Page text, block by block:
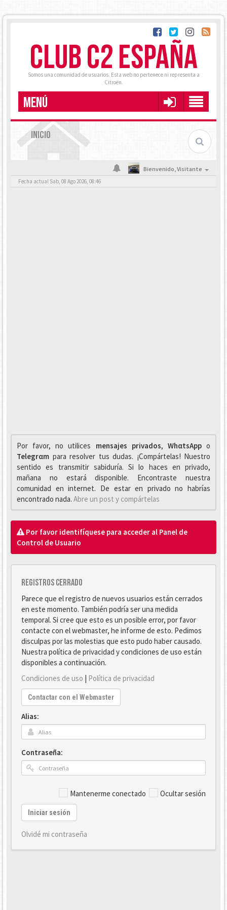
CLUB C2 ESPAÑA
Somos una comunidad de usuarios. Esta web no pertenece ni representa a
Citroën.
MENÚ
INICIO
Bienvenido,Visitante
Fecha actual Sab, 08 Ago 2026, 08:46
Por favor, no utilices mensajes privados, WhαtsAppo
Telegrαm para resolver tus dudas. ¡Compártelas! Nuestro
sentido es transmitir sabiduría. Si lo haces en privado,
mañana no estará disponible. Encontraste nuestra
comunidad en internet. De estar en privado no habrías
encontrado nada. Abre un post y compártelas
Por favor identifíquese para acceder al Panel de
Control de Usuario
Registros cerrado
Parece que el registro de nuevos usuarios están cerrados
en este momento. También podría ser una medida
temporal. Si cree que esto es un posible error, por favor
contacte con el webmaster, he informe de esto. Pedimos
disculpas por las molestias que esto pudo haber causado.
Nuestra política de privacidad y condiciones de uso están
disponibles a continuación.
Condiciones de uso | Política de privacidad
Contactar con el Webmaster
Alias:
Contraseña:
Mantenerme conectado Ocultar sesión
Iniciar sesión
Olvidé mi contraseña